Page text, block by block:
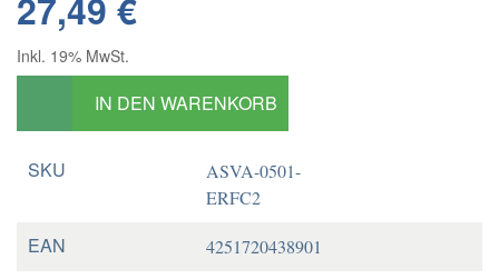
Inkl. 19% MwSt.
IN DEN WARENKORB
SKU
ASVA-0501-
ERFC2
EAN 4251720438901